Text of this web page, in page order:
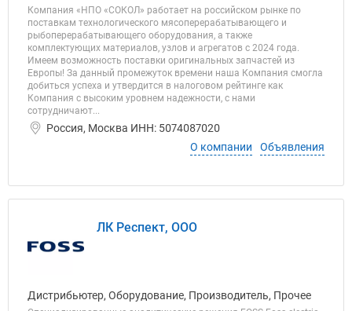
Компания «НПО «СОКОЛ» работает на российском рынке по
поставкам технологического мясоперерабатывающего и
рыбоперерабатывающего оборудования, а также
комплектующих материалов, узлов и агрегатов с 2024 года.
Имеем возможность поставки оригинальных запчастей из
Европы! За данный промежуток времени наша Компания смогла
добиться успеха и утвердится в налоговом рейтинге как
Компания с высоким уровнем надежности, с нами
сотрудничают...
Россия, Москва ИНН: 5074087020
О компании
Объявления
ЛК Респект, ООО
Дистрибьютер, Оборудование, Производитель, Прочее